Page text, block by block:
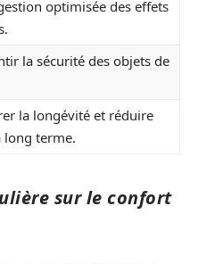
optimisée des effets
la sécurité des objets de
la longévité et réduire
long terme.
sur le confort